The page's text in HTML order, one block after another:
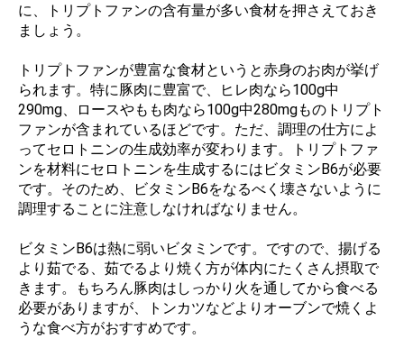
に、トリプトファンの含有量が多い食材を押さえておき
ましょう。
トリプトファンが豊富な食材というと赤身のお肉が挙げ
られます。特に豚肉に豊富で、ヒレ肉なら100g中
290mg、ロースやもも肉なら100g中280mgものトリプト
ファンが含まれているほどです。ただ、調理の仕方によ
ってセロトニンの生成効率が変わります。トリプトファ
ンを材料にセロトニンを生成するにはビタミンB6が必要
です。そのため、ビタミンB6をなるべく壊さないように
調理することに注意しなければなりません。
ビタミンB6は熱に弱いビタミンです。ですので、揚げる
より茹でる、茹でるより焼く方が体内にたくさん摂取で
きます。もちろん豚肉はしっかり火を通してから食べる
必要がありますが、トンカツなどよりオーブンで焼くよ
うな食べ方がおすすめです。